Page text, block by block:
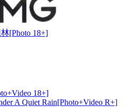
[Photo 18+]
18+]
A Quiet Rain[Photo+Video R+]